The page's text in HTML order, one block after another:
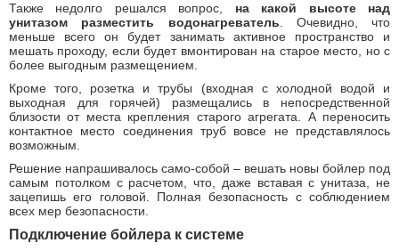
Также недолго решался вопрос, на какой высоте над
унитазом разместить водонагреватель. Очевидно, что
меньше всего он будет занимать активное пространство и
мешать проходу, если будет вмонтирован на старое место, но с
более выгодным размещением.
Кроме того, розетка и трубы (входная с холодной водой и
выходная для горячей) размещались в непосредственной
близости от места крепления старого агрегата. А переносить
контактное место соединения труб вовсе не представлялось
возможным.
Решение напрашивалось само-собой – вешать новы бойлер под
самым потолком с расчетом, что, даже вставая с унитаза, не
зацепишь его головой. Полная безопасность с соблюдением
всех мер безопасности.
Подключение бойлера к системе